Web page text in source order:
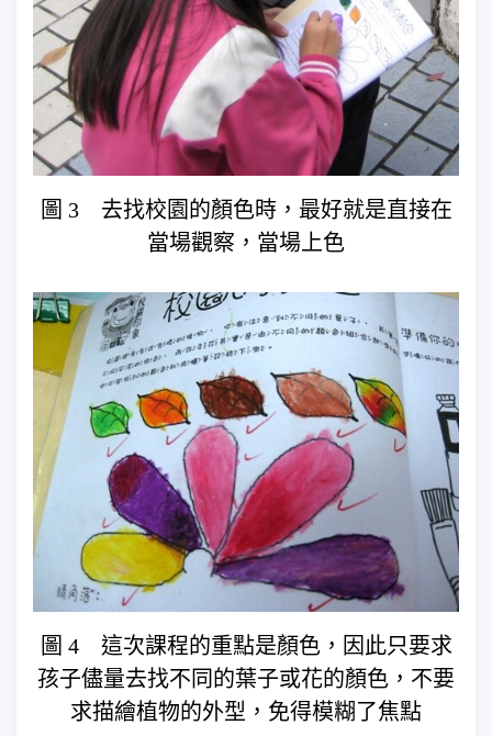
圖 3 去找校園的顏色時，最好就是直接在
當場觀察，當場上色
圖 4 這次課程的重點是顏色，因此只要求
孩子儘量去找不同的葉子或花的顏色，不要
求描繪植物的外型，免得模糊了焦點